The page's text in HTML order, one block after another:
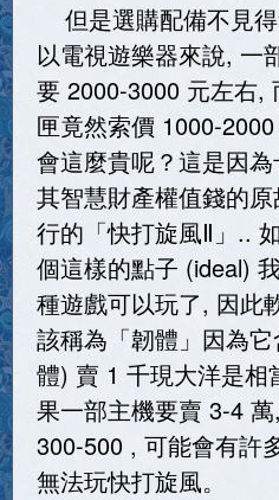
但是選購配備不見
以電視遊樂器來說, 一
要 2000-3000 元左右,
匣竟然索價 1000-
會這麼貴呢？這是因
其智慧財產權值錢的
行的「快打旋風Ⅱ」..
個這樣的點子 (ideal)
種遊戲可以玩了, 因此
該稱為「韌體」因為
體) 賣 1 千現大洋是相
果一部主機要賣 3-4
300-500 , 可能會有許
無法玩快打旋風。